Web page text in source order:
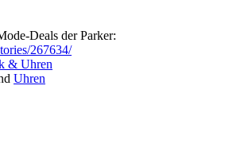
Deals der Parker:
267634/
& Uhren
Uhren